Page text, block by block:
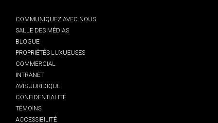
COMMUNIQUEZ AVEC NOUS
SALLE DES MÉDIAS
BLOGUE
PROPRIÉTÉS LUXUEUSES
COMMERCIAL
INTRANET
AVIS JURIDIQUE
CONFIDENTIALITÉ
TÉMOINS
ACCESSIBILITÉ